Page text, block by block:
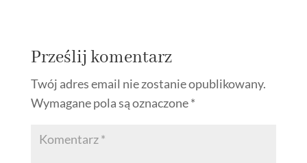
Prześlij komentarz
Twój adres email nie zostanie opublikowany.
Wymagane pola są oznaczone*